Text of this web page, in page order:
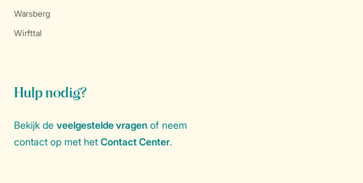
Warsberg
Wirfttal
Hulp nodig?
Bekijk de veelgestelde vragen of neem
contact op met het Contact Center.